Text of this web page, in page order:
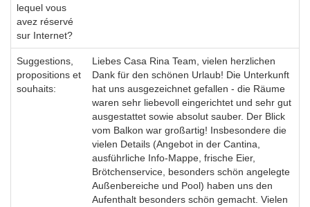
lequel vous
avez réservé
sur Internet?
Suggestions,
propositions et
souhaits:
Liebes Casa Rina Team, vielen herzlichen
Dank für den schönen Urlaub! Die Unterkunft
hat uns ausgezeichnet gefallen - die Räume
waren sehr liebevoll eingerichtet und sehr gut
ausgestattet sowie absolut sauber. Der Blick
vom Balkon war großartig! Insbesondere die
vielen Details (Angebot in der Cantina,
ausführliche Info-Mappe, frische Eier,
Brötchenservice, besonders schön angelegte
Außenbereiche und Pool) haben uns den
Aufenthalt besonders schön gemacht. Vielen